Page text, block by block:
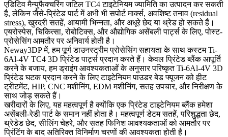
एडिटिव मैन्युफैक्चरिंग जटिल TC4 टाइटेनियम ज्यामिति का उत्पादन कर सकती
है, लेकिन जैसे-प्रिंटेड पार्ट में अभी भी सपोर्ट मार्क्स, अवशिष्ट तनाव (residual
stress), खुरदरी सतहें, आयामी भिन्नता, और अधूरे छेद या थ्रेड हो सकते हैं।
एयरोस्पेस, चिकित्सा, रोबोटिक्स, और औद्योगिक असेंबली पार्ट्स के लिए, पोस्ट-
प्रोसेसिंग आमतौर पर अनिवार्य होती है।
Neway3DP में, हम पूर्ण डाउनस्ट्रीम प्रोसेसिंग सहायता के साथ कस्टमTi-
6Al-4V TC4 3D प्रिंटेड पार्ट्सप्रदान करते हैं। केवल प्रिंटेड ब्लैंक आपूर्ति
करने के बजाय, हम ड्राइंग आवश्यकताओं के अनुसार परिष्कृत Ti-6Al-4V 3D
प्रिंटेड घटक प्रदान करने के लिए टाइटेनियम पाउडर बेड फ्यूजन को हीट
ट्रीटमेंट, HIP, CNC मशीनिंग, EDM मशीनिंग, सतह उपचार, और निरीक्षण के
साथ जोड़ सकते हैं।
खरीदारों के लिए, यह महत्वपूर्ण है क्योंकि एक प्रिंटेड टाइटेनियम ब्लैंक हमेशा
असेंबली-रेडी पार्ट के समान नहीं होता है। महत्वपूर्ण डेटम सतहें, परिशुद्धता छेद,
थ्रेडेड छेद, सीलिंग चेहरे, और सतह फिनिश आवश्यकताओं को आमतौर पर
प्रिंटिंग के बाद अतिरिक्त विनिर्माण चरणों की आवश्यकता होती है।